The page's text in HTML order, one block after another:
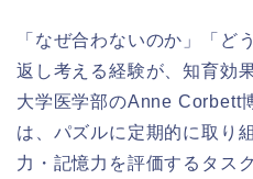
「なぜ合わないのか」「ど
返し考える経験が、知育効
大学医学部のAnne Corbett
は、パズルに定期的に取り
力・記憶力を評価するタス